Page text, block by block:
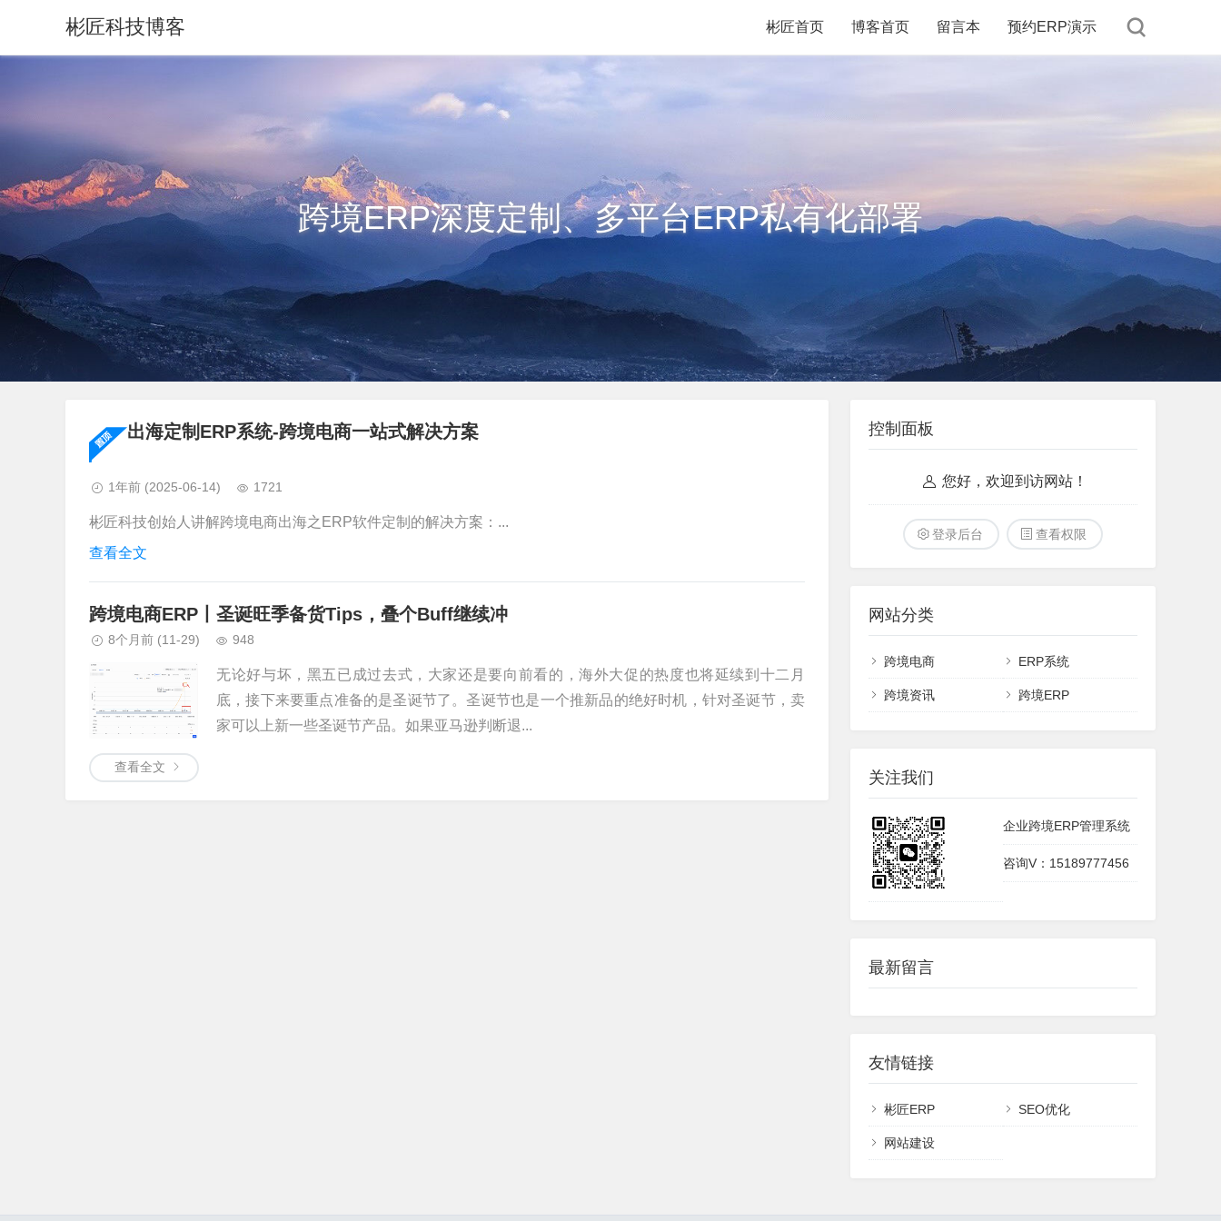
彬匠科技博客 彬匠首页 博客首页 留言本 预约ERP演示
跨境ERP深度定制、多平台ERP私有化部署
出海定制ERP系统-跨境电商一站式解决方案
1年前 (2025-06-14) 1721
彬匠科技创始人讲解跨境电商出海之ERP软件定制的解决方案：...
查看全文
跨境电商ERP丨圣诞旺季备货Tips，叠个Buff继续冲
8个月前 (11-29) 948
无论好与坏，黑五已成过去式，大家还是要向前看的，海外大促的热度也将延续到十二月
底，接下来要重点准备的是圣诞节了。圣诞节也是一个推新品的绝好时机，针对圣诞节，卖
家可以上新一些圣诞节产品。如果亚马逊判断退...
查看全文
控制面板
您好，欢迎到访网站！
登录后台 查看权限
网站分类
跨境电商 ERP系统
跨境资讯 跨境ERP
关注我们
企业跨境ERP管理系统
咨询V：15189777456
最新留言
友情链接
彬匠ERP SEO优化
网站建设